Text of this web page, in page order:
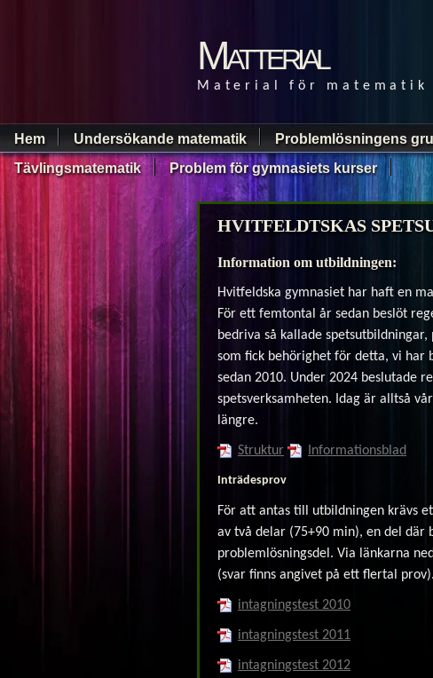
Matterial
Material för matematik
Hem Undersökande matematik Problemlösningens
Tävlingsmatematik
Problem för gymnasiets kurser
HVITFELDTSKAS
Information om utbildningen:
Hvitfeldska gymnasiet har haft en
För ett femtontal år sedan beslöt
bedriva så kallade
som fick behörighet för detta, vi har
sedan 2010. Under 2024 beslutade
spetsverksamheten. Idag är alltså
längre.
Struktur Informationsblad
Inträdesprov
För att antas till utbildningen krävs
av två delar (75+90 min), en del där
problemlösningsdel. Via länkarna
(svar finns angivet på ett flertal prov).
intagningstest 2010
intagningstest 2011
intagningstest 2012